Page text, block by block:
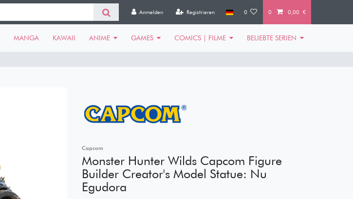
Anmelden Registrieren 0 0 0,00 €
MANGA KAWAII ANIME GAMES COMICS | FILME BELIEBTE SERIEN
Capcom
Monster Hunter Wilds Capcom Figure
Builder Creator's Model Statue: Nu
Egudora